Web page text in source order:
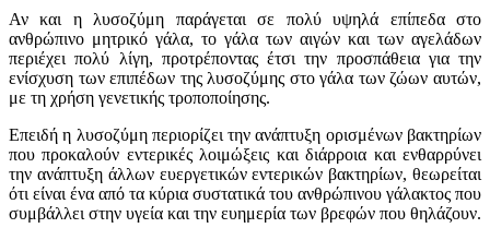
Αν και η λυσοζύμη παράγεται σε πολύ υψηλά επίπεδα στο
ανθρώπινο μητρικό γάλα, το γάλα των αιγών και των αγελάδων
περιέχει πολύ λίγη, προτρέποντας έτσι την προσπάθεια για την
ενίσχυση των επιπέδων της λυσοζύμης στο γάλα των ζώων αυτών,
με τη χρήση γενετικής τροποποίησης.
Επειδή η λυσοζύμη περιορίζει την ανάπτυξη ορισμένων βακτηρίων
που προκαλούν εντερικές λοιμώξεις και διάρροια και ενθαρρύνει
την ανάπτυξη άλλων ευεργετικών εντερικών βακτηρίων, θεωρείται
ότι είναι ένα από τα κύρια συστατικά του ανθρώπινου γάλακτος που
συμβάλλει στην υγεία και την ευημερία των βρεφών που θηλάζουν.